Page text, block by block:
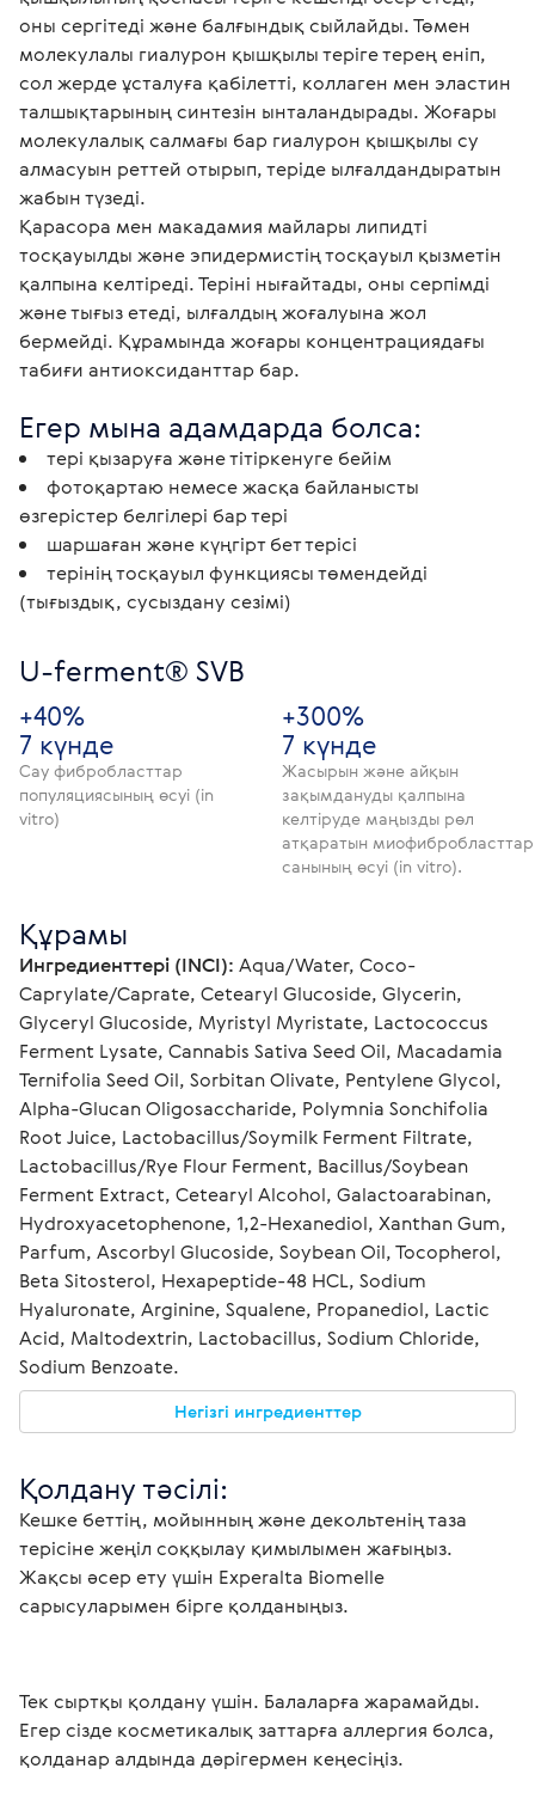
оны сергітеді және балғындық сыйлайды. Төмен
молекулалы гиалурон қышқылы теріге терең еніп,
сол жерде ұсталуға қабілетті, коллаген мен эластин
талшықтарының синтезін ынталандырады. Жоғары
молекулалық салмағы бар гиалурон қышқылы су
алмасуын реттей отырып, теріде ылғалдандыратын
жабын түзеді.
Қарасора мен макадамия майлары липидті
тосқауылды және эпидермистің тосқауыл қызметін
қалпына келтіреді. Теріні нығайтады, оны серпімді
және тығыз етеді, ылғалдың жоғалуына жол
бермейді. Құрамында жоғары концентрациядағы
табиғи антиоксиданттар бар.
Егер мына адамдарда болса:
тері қызаруға және тітіркенуге бейім
фотоқартаю немесе жасқа байланысты
өзгерістер белгілері бар тері
шаршаған және күңгірт бет терісі
терінің тосқауыл функциясы төмендейді
(тығыздық, сусыздану сезімі)
U-ferment® SVB
+40%
7 күнде
Сау фибробласттар
популяциясының өсуі (in
vitro)
+300%
7 күнде
Жасырын және айқын
зақымдануды қалпына
келтіруде маңызды рөл
атқаратын миофибробласттар
санының өсуі (in vitro).
Құрамы
Ингредиенттері (INCI): Aqua/Water, Coco-
Caprylate/Caprate, Cetearyl Glucoside, Glycerin,
Glyceryl Glucoside, Myristyl Myristate, Lactococcus
Ferment Lysate, Cannabis Sativa Seed Oil, Macadamia
Ternifolia Seed Oil, Sorbitan Olivate, Pentylene Glycol,
Alpha-Glucan Oligosaccharide, Polymnia Sonchifolia
Root Juice, Lactobacillus/Soymilk Ferment Filtrate,
Lactobacillus/Rye Flour Ferment, Bacillus/Soybean
Ferment Extract, Cetearyl Alcohol, Galactoarabinan,
Hydroxyacetophenone, 1,2-Hexanediol, Xanthan Gum,
Parfum, Ascorbyl Glucoside, Soybean Oil, Tocopherol,
Beta Sitosterol, Hexapeptide-48 HCL, Sodium
Hyaluronate, Arginine, Squalene, Propanediol, Lactic
Acid, Maltodextrin, Lactobacillus, Sodium Chloride,
Sodium Benzoate.
Негізгі ингредиенттер
Қолдану тәсілі:
Кешке беттің, мойынның және декольтенің таза
терісіне жеңіл соққылау қимылымен жағыңыз.
Жақсы әсер ету үшін Experalta Biomelle
сарысуларымен бірге қолданыңыз.
Тек сыртқы қолдану үшін. Балаларға жарамайды.
Егер сізде косметикалық заттарға аллергия болса,
қолданар алдында дәрігермен кеңесіңіз.